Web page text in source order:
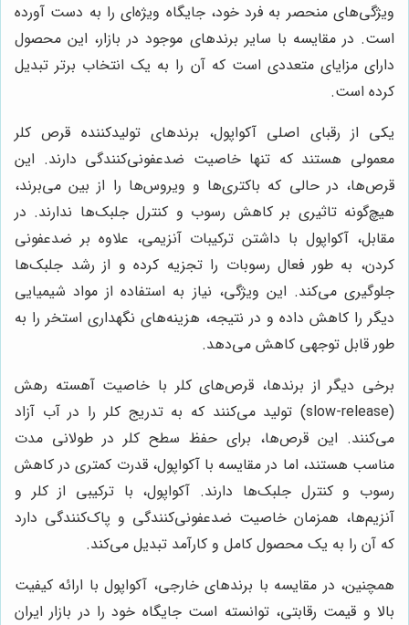
ویژگی‌های منحصر به فرد خود، جایگاه ویژه‌ای را به دست آورده
است. در مقایسه با سایر برندهای موجود در بازار، این محصول
دارای مزایای متعددی است که آن را به یک انتخاب برتر تبدیل
کرده است.
یکی از رقبای اصلی آکواپول، برندهای تولیدکننده قرص کلر
معمولی هستند که تنها خاصیت ضدعفونی‌کنندگی دارند. این
قرص‌ها، در حالی که باکتری‌ها و ویروس‌ها را از بین می‌برند،
هیچ‌گونه تاثیری بر کاهش رسوب و کنترل جلبک‌ها ندارند. در
مقابل، آکواپول با داشتن ترکیبات آنزیمی، علاوه بر ضدعفونی
کردن، به طور فعال رسوبات را تجزیه کرده و از رشد جلبک‌ها
جلوگیری می‌کند. این ویژگی، نیاز به استفاده از مواد شیمیایی
دیگر را کاهش داده و در نتیجه، هزینه‌های نگهداری استخر را به
طور قابل توجهی کاهش می‌دهد.
برخی دیگر از برندها، قرص‌های کلر با خاصیت آهسته رهش
(slow-release) تولید می‌کنند که به تدریج کلر را در آب آزاد
می‌کنند. این قرص‌ها، برای حفظ سطح کلر در طولانی مدت
مناسب هستند، اما در مقایسه با آکواپول، قدرت کمتری در کاهش
رسوب و کنترل جلبک‌ها دارند. آکواپول، با ترکیبی از کلر و
آنزیم‌ها، همزمان خاصیت ضدعفونی‌کنندگی و پاک‌کنندگی دارد
که آن را به یک محصول کامل و کارآمد تبدیل می‌کند.
همچنین، در مقایسه با برندهای خارجی، آکواپول با ارائه کیفیت
بالا و قیمت رقابتی، توانسته است جایگاه خود را در بازار ایران